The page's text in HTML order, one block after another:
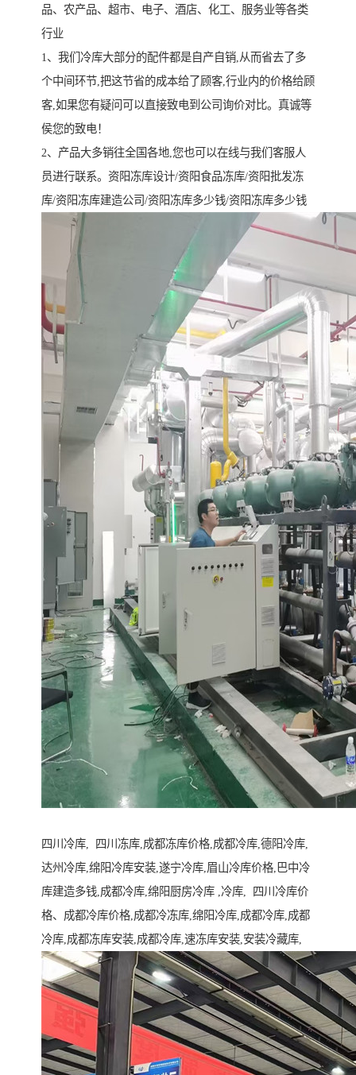
品、农产品、超市、电子、酒店、化工、服务业等各类
行业
1、我们冷库大部分的配件都是自产自销,从而省去了多
个中间环节,把这节省的成本给了顾客,行业内的价格给顾
客,如果您有疑问可以直接致电到公司询价对比。真诚等
侯您的致电！
2、产品大多销往全国各地,您也可以在线与我们客服人
员进行联系。资阳冻库设计/资阳食品冻库/资阳批发冻
库/资阳冻库建造公司/资阳冻库多少钱/资阳冻库多少钱
四川冷库, 四川冻库,成都冻库价格,成都冷库,德阳冷库,
达州冷库,绵阳冷库安装,遂宁冷库,眉山冷库价格,巴中冷
库建造多钱,成都冷库,绵阳厨房冷库 ,冷库, 四川冷库价
格、成都冷库价格,成都冷冻库,绵阳冷库,成都冷库,成都
冷库,成都冻库安装,成都冷库,速冻库安装,安装冷藏库,